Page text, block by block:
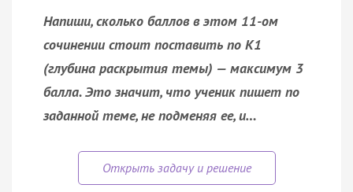
Напиши, сколько баллов в этом 11-ом
сочинении стоит поставить по К1
(глубина раскрытия темы) — максимум 3
балла.Это значит, что ученик пишет по
заданной теме, не подменяя ее, и…